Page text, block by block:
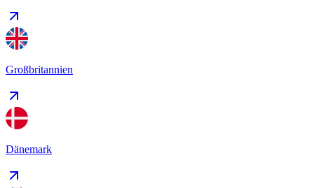
Großbritannien
Dänemark